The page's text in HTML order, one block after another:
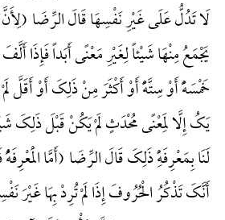
لَا تَدُلُّ عَلَی غَیْرِ نَفْسِهَا قَالَ الرِّضَا (لِأَنَّ
یَجْمَعُ مِنْهَا شَیْئاً لِغَیْرِ مَعْنًی أَبَداً فَإِذَا
خَمْسَهًًْ أَوْ سِتَّهًًْ أَوْ أَکْثَرَ مِنْ ذَلِکَ أَوْ أَقَلَّ لَمْ
یَکُ إِلَّا لِمَعْنًی مُحْدَثٍ لَمْ یَکُنْ قَبْلَ ذَلِکَ
لَنَا بِمَعْرِفَهًِْ ذَلِکَ قَالَ الرِّضَا (أَمَّا
أَنَّکَ تَذْکُرُ الْحُرُوفَ إِذَا لَمْ تُرِدْ بِهَا غَیْرَ